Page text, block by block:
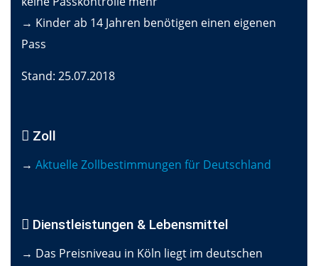
→ Kinder ab 14 Jahren benötigen einen eigenen
Pass
Stand: 25.07.2018
Zoll
→ Aktuelle Zollbestimmungen für Deutschland
Dienstleistungen & Lebensmittel
→ Das Preisniveau in Köln liegt im deutschen